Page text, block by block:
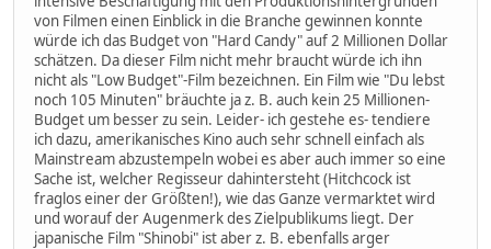
von Filmen einen Einblick in die Branche gewinnen konnte
würde ich das Budget von "Hard Candy" auf 2 Millionen Dollar
schätzen. Da dieser Film nicht mehr braucht würde ich ihn
nicht als "Low Budget"-Film bezeichnen. Ein Film wie "Du lebst
noch 105 Minuten" bräuchte ja z. B. auch kein 25 Millionen-
Budget um besser zu sein. Leider- ich gestehe es- tendiere
ich dazu, amerikanisches Kino auch sehr schnell einfach als
Mainstream abzustempeln wobei es aber auch immer so eine
Sache ist, welcher Regisseur dahintersteht (Hitchcock ist
fraglos einer der Größten!), wie das Ganze vermarktet wird
und worauf der Augenmerk des Zielpublikums liegt. Der
japanische Film "Shinobi" ist aber z. B. ebenfalls arger